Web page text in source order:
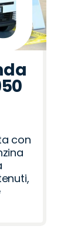
con